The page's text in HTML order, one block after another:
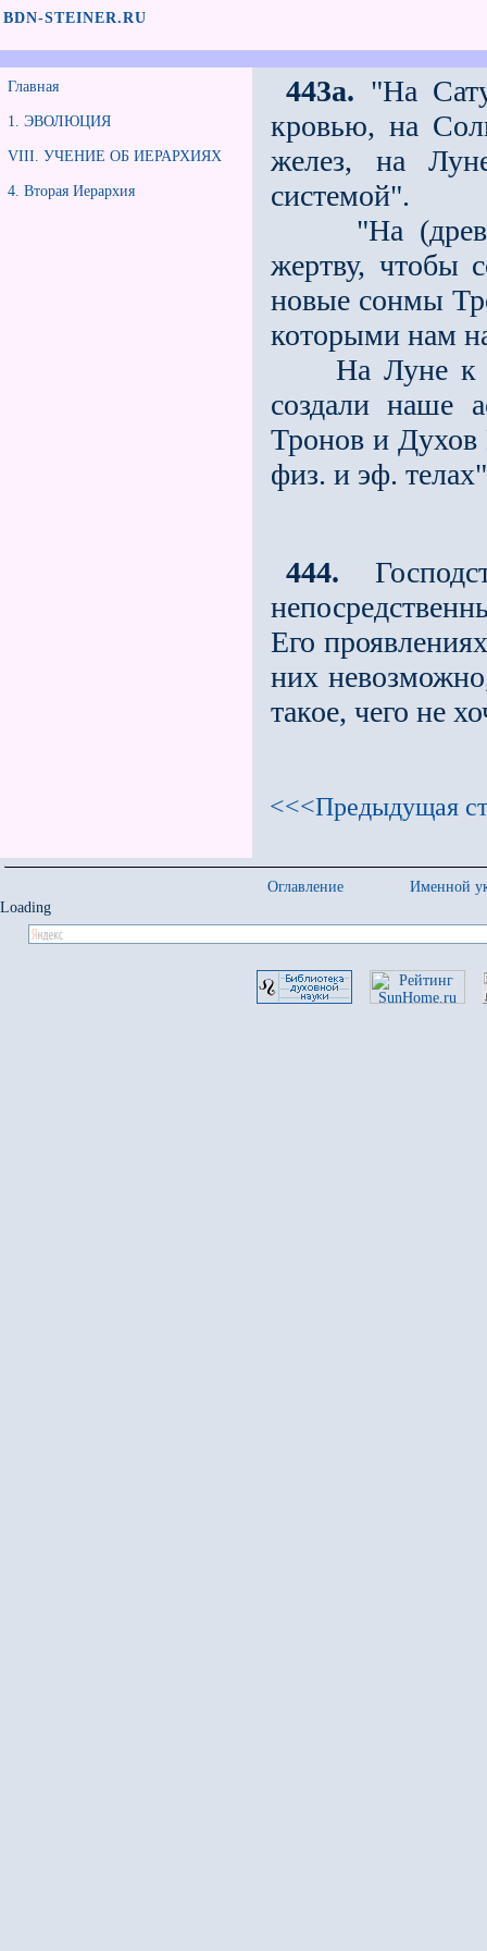
BDN-STEINER.RU
Главная
1. ЭВОЛЮЦИЯ
VIII. УЧЕНИЕ ОБ ИЕРАРХИЯХ
4. Вторая Иерархия
443a. "На
кровью, на
желез, на
системой".
"На
жертву, чтобы
новые сонмы
которыми нам
На Луне к
создали наше
Тронов и Духов
физ. и эф.
444.
Его
них
такое, чего не
<<<Предыдущая
Оглавление
Именной
Loading